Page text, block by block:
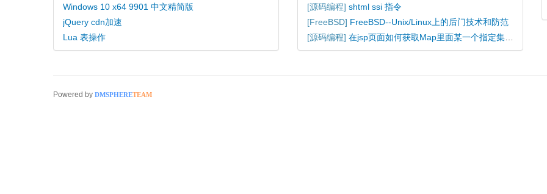
Windows 10 x64 9901 中文精简版
jQuery cdn加速
Lua 表操作
[源码编程] shtml ssi 指令
[FreeBSD] FreeBSD--Unix/Linux上的后门技术和防范
[源码编程] 在jsp页面如何获取Map里面某一个指定集合的值并循环打印
Powered by DMSPHERETEAM